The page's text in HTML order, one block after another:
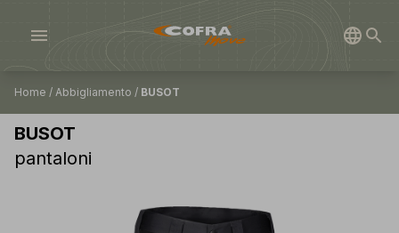
menu
Home / Abbigliamento / BUSOT
BUSOT
pantaloni